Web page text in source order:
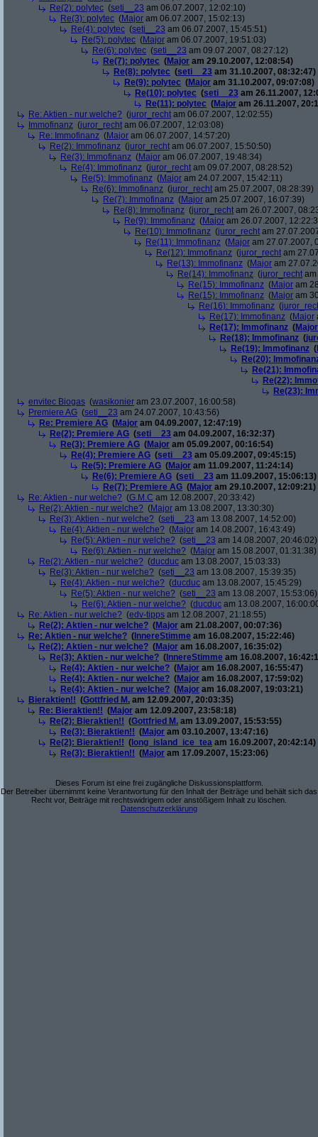
Re(2): polytec (seti__23 am 06.07.2007, 12:02:10)
Re(3): polytec (Major am 06.07.2007, 15:02:13)
Re(4): polytec (seti__23 am 06.07.2007, 15:45:51)
Re(5): polytec (Major am 06.07.2007, 19:51:03)
Re(6): polytec (seti__23 am 09.07.2007, 08:27:12)
Re(7): polytec (Major am 29.10.2007, 12:08:54)
Re(8): polytec (seti__23 am 31.10.2007, 08:32:47)
Re(9): polytec (Major am 31.10.2007, 09:07:08)
Re(10): polytec (seti__23 am 26.11.2007,
Re(11): polytec (Major am 26.11.2007,
Re: Aktien - nur welche? (juror_recht am 06.07.2007, 12:02:55)
Immofinanz (juror_recht am 06.07.2007, 12:03:08)
Re: Immofinanz (Major am 06.07.2007, 14:57:20)
Re(2): Immofinanz (juror_recht am 06.07.2007, 15:50:50)
Re(3): Immofinanz (Major am 06.07.2007, 19:48:34)
Re(4): Immofinanz (juror_recht am 09.07.2007, 08:28:52)
Re(5): Immofinanz (Major am 24.07.2007, 15:42:11)
Re(6): Immofinanz (juror_recht am 25.07.2007, 08:28:39)
Re(7): Immofinanz (Major am 25.07.2007, 16:07:39)
Re(8): Immofinanz (juror_recht am 26.07.2007,
Re(9): Immofinanz (Major am 26.07.2007,
Re(10): Immofinanz (juror_recht am
Re(11): Immofinanz (Major am 27.07.2007,
Re(12): Immofinanz (juror_recht am
Re(13): Immofinanz (Major am
Re(14): Immofinanz (juror_recht
Re(15): Immofinanz (Major am
Re(15): Immofinanz (Major am
Re(16): Immofinanz (
Re(17): Immofinanz (Major
Re(17): Immofinanz (Major
Re(18): Immofinanz (
Re(19): Immofinanz (
Re(20):
Re(21):
Re(22):
Re(23):
envitec Biogas (wasikonier am 23.07.2007, 16:00:58)
Premiere AG (seti__23 am 24.07.2007, 10:43:56)
Re: Premiere AG (Major am 04.09.2007, 12:47:19)
Re(2): Premiere AG (seti__23 am 04.09.2007, 16:32:37)
Re(3): Premiere AG (Major am 05.09.2007, 00:16:54)
Re(4): Premiere AG (seti__23 am 05.09.2007, 09:45:15)
Re(5): Premiere AG (Major am 11.09.2007, 11:24:14)
Re(6): Premiere AG (seti__23 am 11.09.2007, 15:06:13)
Re(7): Premiere AG (Major am 29.10.2007, 12:09:21)
Re: Aktien - nur welche? (G.M.C am 12.08.2007, 20:33:42)
Re(2): Aktien - nur welche? (Major am 13.08.2007, 13:30:30)
Re(3): Aktien - nur welche? (seti__23 am 13.08.2007, 14:52:00)
Re(4): Aktien - nur welche? (Major am 14.08.2007, 16:43:49)
Re(5): Aktien - nur welche? (seti__23 am 14.08.2007, 20:46:02)
Re(6): Aktien - nur welche? (Major am 15.08.2007, 01:31:38)
Re(2): Aktien - nur welche? (ducduc am 13.08.2007, 15:03:33)
Re(3): Aktien - nur welche? (seti__23 am 13.08.2007, 15:39:35)
Re(4): Aktien - nur welche? (ducduc am 13.08.2007, 15:45:29)
Re(5): Aktien - nur welche? (seti__23 am 13.08.2007, 15:53:06)
Re(6): Aktien - nur welche? (ducduc am 13.08.2007,
Re: Aktien - nur welche? (edv-tipps am 12.08.2007, 21:18:55)
Re(2): Aktien - nur welche? (Major am 21.08.2007, 00:07:36)
Re: Aktien - nur welche? ( InnereStimme am 16.08.2007, 15:22:46)
Re(2): Aktien - nur welche? (Major am 16.08.2007, 16:35:02)
Re(3): Aktien - nur welche? ( InnereStimme am 16.08.2007,
Re(4): Aktien - nur welche? (Major am 16.08.2007, 16:55:47)
Re(4): Aktien - nur welche? (Major am 16.08.2007, 17:59:02)
Re(4): Aktien - nur welche? (Major am 16.08.2007, 19:03:21)
Bieraktien!! (Gottfried M. am 12.09.2007, 20:03:35)
Re: Bieraktien!! (Major am 12.09.2007, 23:58:18)
Re(2): Bieraktien!! (Gottfried M. am 13.09.2007, 15:53:55)
Re(3): Bieraktien!! (Major am 03.10.2007, 13:47:16)
Re(2): Bieraktien!! ( long_island_ice_tea am 16.09.2007, 20:42:14)
Re(3): Bieraktien!! (Major am 17.09.2007, 15:23:06)
Dieses Forum ist eine frei zugängliche Diskussionsplattform.
Der Betreiber übernimmt keine Verantwortung für den Inhalt der Beiträge und behält sich das
Recht vor, Beiträge mit rechtswidrigem oder anstößigem Inhalt zu löschen.
Datenschutzerklärung